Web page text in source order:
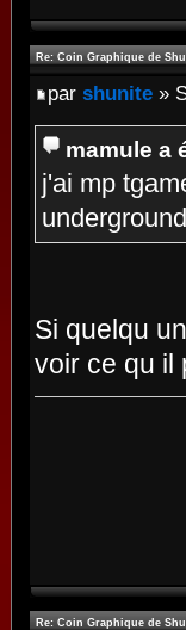
Re: Coin Graphique de
par shunite »
mamule a
j'ai mp
Si quelqu
voir ce qu il
Re: Coin Graphique de